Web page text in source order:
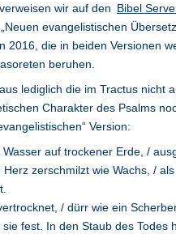
wir auf den Bibel
evangelistischen
2016, die in beiden Versionen
beruhen.
lediglich die im Tractus nicht
Charakter des Psalms
Version:
auf trockener Erde, /
zerschmilzt wie Wachs, /
/ dürr wie ein
fest. In den Staub des Todes